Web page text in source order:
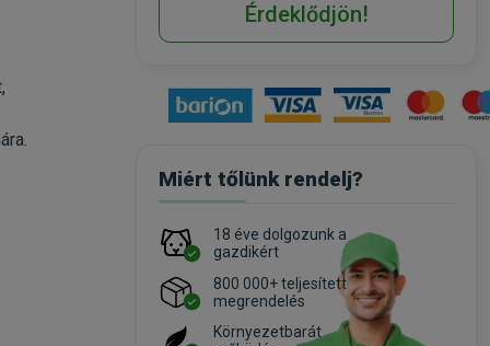
Érdeklődjön!
Miért tőlünk rendelj?
18 éve dolgozunk a
gazdikért
800 000+ teljesített
megrendelés
Környezetbarát